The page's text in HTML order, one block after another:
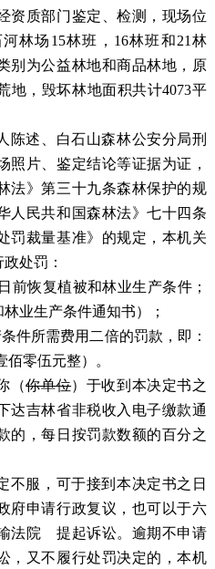
资质部门鉴定、检测，现场位
林场15林班，16林班和21林
别为公益林地和商品林地，原
地，毁坏林地面积共计4073平
陈述、白石山森林公安分局刑
照片、鉴定结论等证据为证，
法》第三十九条森林保护的规
人民共和国森林法》七十四条
罚裁量基准》的规定，本机关
处罚：
前恢复植被和林业生产条件；
业生产条件通知书）；
件所需费用二倍的罚款，即：
佰零伍元整）。
（你单位）于收到本决定书之
达吉林省非税收入电子缴款通
的，每日按罚款数额的百分之
不服，可于接到本决定书之日
府申请行政复议，也可以于六
法院 提起诉讼。逾期不申请
，又不履行处罚决定的，本机